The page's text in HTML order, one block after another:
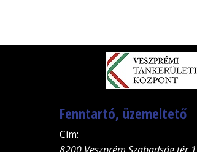
Fenntartó, üzemeltető
Cím: